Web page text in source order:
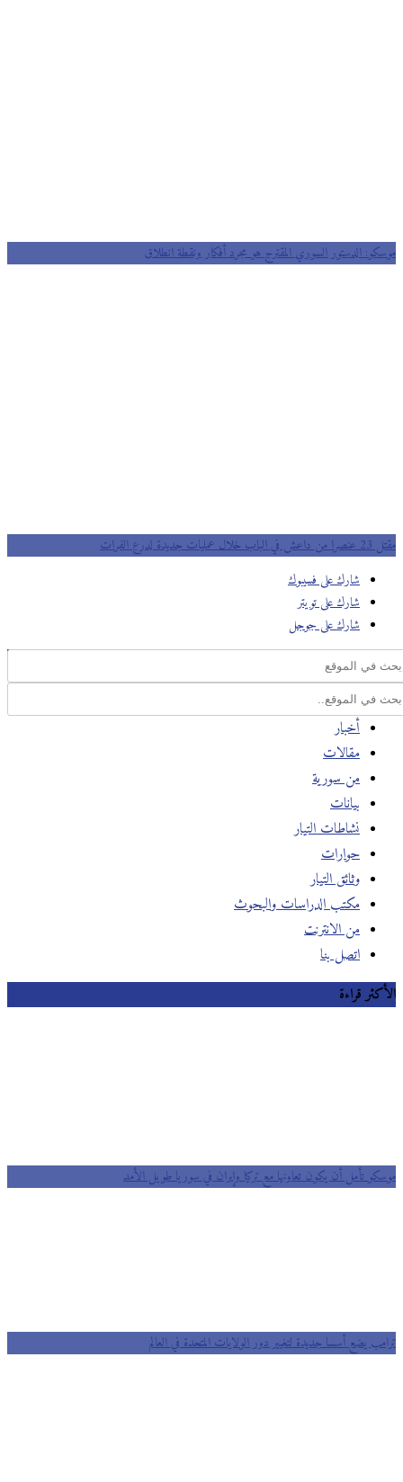
موسكو: الدستور السوري المقترح هو مجرد أفكار ونقطة انطلاق
مقتل 23 عنصرا من داعش في الباب خلال عمليات جديدة لدرع الفرات
شارك على فسيبوك
شارك على تويتر
شارك على جوجل
أخبار
مقالات
من سورية
بيانات
نشاطات التيار
حوارات
وثائق التيار
مكتب الدراسات والبحوث
من الانترنت
اتصل بنا
الأكثر قراءة
موسكو تأمل أن يكون تعاونها مع تركيا وإيران في سوريا طويل الأمد
ترامب يضع أسسا جديدة لتغيير دور الولايات المتحدة في العالم